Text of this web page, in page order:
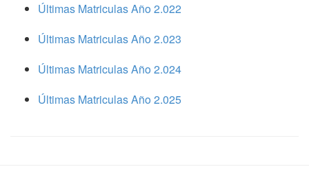
Últimas Matriculas Año 2.022
Últimas Matriculas Año 2.023
Últimas Matriculas Año 2.024
Últimas Matriculas Año 2.025